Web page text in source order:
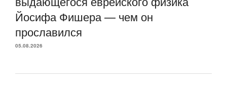
Йосифа Фишера — чем он
прославился
05.08.2026